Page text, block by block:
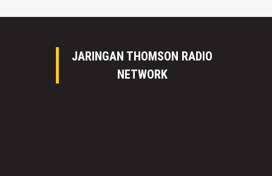
JARINGAN THOMSON RADIO
NETWORK